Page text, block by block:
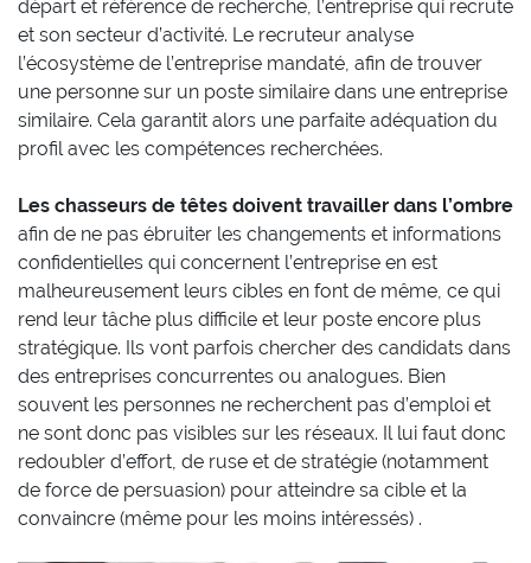
départ et référence de recherche, l’entreprise qui recrute
et son secteur d’activité. Le recruteur analyse
l’écosystème de l’entreprise mandaté, afin de trouver
une personne sur un poste similaire dans une entreprise
similaire. Cela garantit alors une parfaite adéquation du
profil avec les compétences recherchées.
Les chasseurs de têtes doivent travailler dans l’ombre
afin de ne pas ébruiter les changements et informations
confidentielles qui concernent l’entreprise en est
malheureusement leurs cibles en font de même, ce qui
rend leur tâche plus difficile et leur poste encore plus
stratégique. Ils vont parfois chercher des candidats dans
des entreprises concurrentes ou analogues. Bien
souvent les personnes ne recherchent pas d’emploi et
ne sont donc pas visibles sur les réseaux. Il lui faut donc
redoubler d’effort, de ruse et de stratégie (notamment
de force de persuasion) pour atteindre sa cible et la
convaincre (même pour les moins intéressés) .